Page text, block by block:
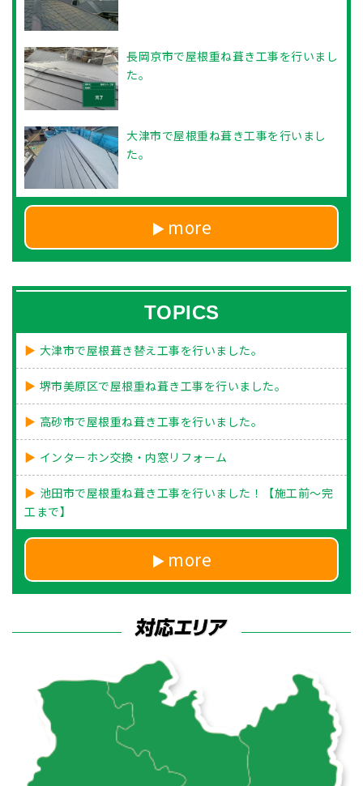
長岡京市で屋根重ね葺き工事を行いまし
た。
大津市で屋根重ね葺き工事を行いまし
た。
more
TOPICS
大津市で屋根葺き替え工事を行いました。
堺市美原区で屋根重ね葺き工事を行いました。
高砂市で屋根重ね葺き工事を行いました。
インターホン交換・内窓リフォーム
池田市で屋根重ね葺き工事を行いました！【施工前～完
工まで】
more